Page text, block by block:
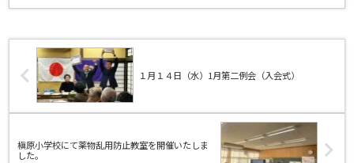
１月１４日（水）1月第二例会（入会式）
槇原小学校にて薬物乱用防止教室を開催いたしま
した。